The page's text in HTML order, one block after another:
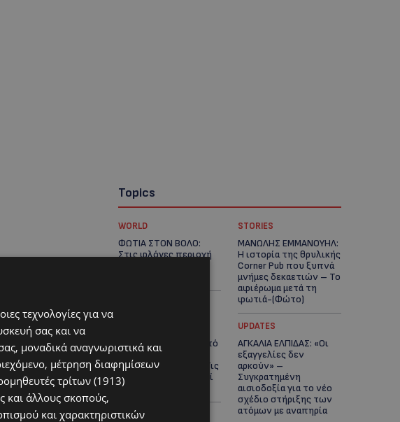
Topics
WORLD
ΦΩΤΙΑ ΣΤΟΝ ΒΟΛΟ:
Στις φλόγες περιοχή
STORIES
ΜΑΝΩΛΗΣ ΕΜΜΑΝΟΥΗΛ:
Η ιστορία της θρυλικής
Corner Pub που ξυπνά
μνήμες δεκαετιών – Το
αφιέρωμα μετά τη
φωτιά-(Φώτο)
ΘΕΣΣΑΛΟΝΙΚΗ: Σοκ από
την κακοποίηση
άγριων χελωνών – Τις
έβαψαν με πορτοκαλί
λαδομπογιά-(Φώτο)
UPDATES
ΑΓΚΑΛΙΑ ΕΛΠΙΔΑΣ: «Οι
εξαγγελίες δεν
αρκούν» –
Συγκρατημένη
αισιοδοξία για το νέο
σχέδιο στήριξης των
ατόμων με αναπηρία
τεχνολογίες για να
σας και να
μοναδικά αναγνωριστικά και
μέτρηση διαφημίσεων
τρίτων (1913)
και άλλους σκοπούς,
και χαρακτηριστικών